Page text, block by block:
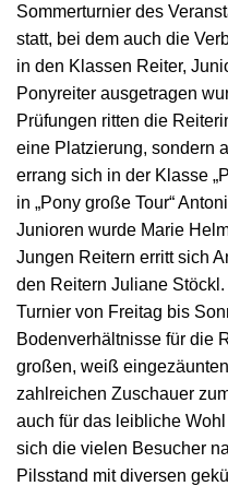
Sommerturnier des
statt, bei dem auch die
in den Klassen Reiter,
Ponyreiter ausgetragen
Prüfungen ritten die
eine Platzierung, sondern
errang sich in der Klasse
in „Pony große Tour“
Junioren wurde Marie
Jungen Reitern erritt sich
den Reitern Juliane
Turnier von Freitag bis
Bodenverhältnisse für die
großen, weiß
zahlreichen Zuschauer
auch für das leibliche
sich die vielen Besucher
Pilsstand mit diversen